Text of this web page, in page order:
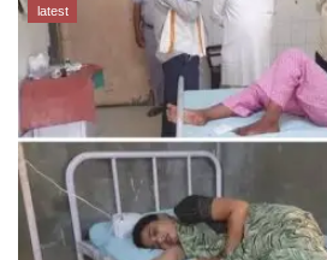
latest